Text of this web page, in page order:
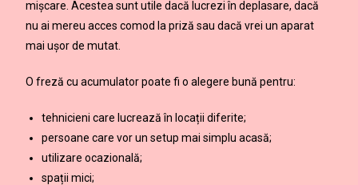
mișcare. Acestea sunt utile dacă lucrezi în deplasare, dacă
nu ai mereu acces comod la priză sau dacă vrei un aparat
mai ușor de mutat.
O freză cu acumulator poate fi o alegere bună pentru:
tehnicieni care lucrează în locații diferite;
persoane care vor un setup mai simplu acasă;
utilizare ocazională;
spații mici;